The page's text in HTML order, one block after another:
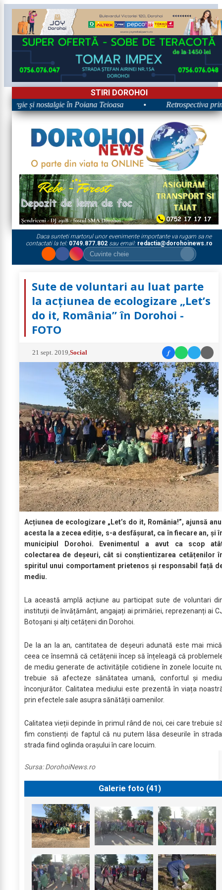
STIRI DOROHOI
și nostalgie în Poiana Teioasa Retrospectiva
Daca sunteti martorul unor evenimente importante va rugam sa ne
contactati la tel: 0749.877.802sau email: redactia@dorohoinews.ro
Sute de voluntari au luat parte
la acţiunea de ecologizare „Let’s
do it, România” în Dorohoi -
FOTO
21 sept. 2019 ,Social f
Acțiunea de ecologizare „Let’s do it, România!”, ajunsă
acesta la a zecea ediție, s-a desfășurat, ca în fiecare an, și
municipiul Dorohoi. Evenimentul a avut ca scop
colectarea de deșeuri, cât si conștientizarea cetățenilor
spiritul unui comportament prietenos și responsabil față
mediu.
La această amplă acțiune au participat sute de voluntari
instituții de învățământ, angajați ai primăriei, reprezenanți ai
Botoșani și alți cetățeni din Dorohoi.
De la an la an, cantitatea de deșeuri adunată este mai
ceea ce însemnă că cetățenii încep să înțeleagă că
de mediu generate de activitățile cotidiene în zonele locuite
trebuie să afecteze sănătatea umană, confortul și
înconjurător. Calitatea mediului este prezentă în viața
prin efectele sale asupra sănătății oamenilor.
Calitatea vieții depinde în primul rând de noi, cei care trebuie
fim constienți de faptul că nu putem lăsa deseurile în
strada fiind oglinda orașului în care locuim.
Sursa:DorohoiNews.ro
Galerie foto (41)